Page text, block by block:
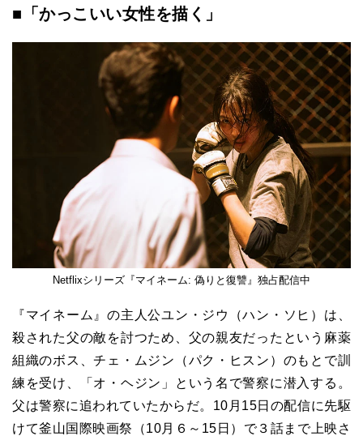
■「かっこいい女性を描く」
Netflixシリーズ『マイネーム: 偽りと復讐』独占配信中
『マイネーム』の主人公ユン・ジウ（ハン・ソヒ）は、
殺された父の敵を討つため、父の親友だったという麻薬
組織のボス、チェ・ムジン（パク・ヒスン）のもとで訓
練を受け、「オ・ヘジン」という名で警察に潜入する。
父は警察に追われていたからだ。10月15日の配信に先駆
けて釜山国際映画祭（10月６～15日）で３話まで上映さ